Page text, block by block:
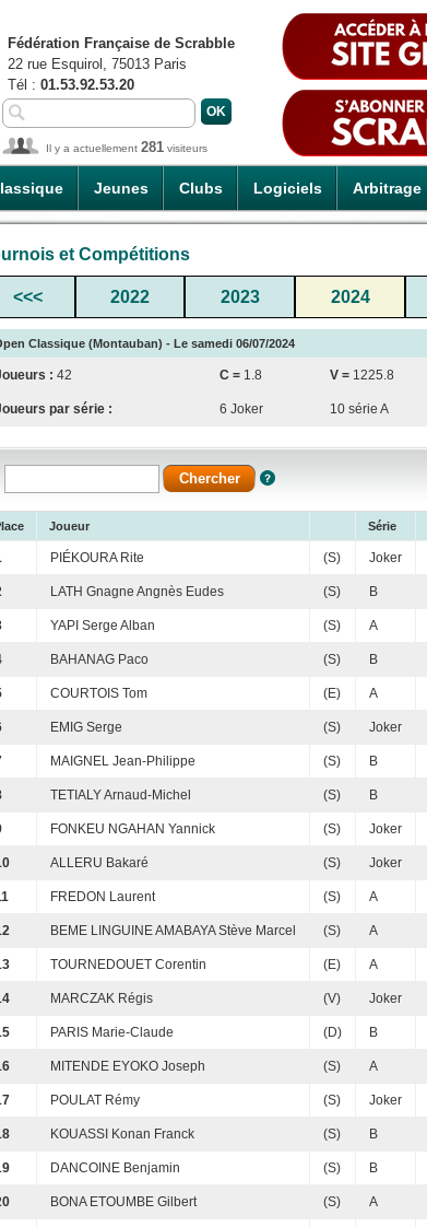
Jeunes Clubs Logiciels Arbitrage
Fédération Française de Scrabble
22 rue Esquirol, 75013 Paris
Tél : 01.53.92.53.20
Il y a actuellement 281 visiteurs
et Compétitions
<<< 2022 2023 2024
Classique (Montauban) - Le samedi 06/07/2024
: 42 C = 1.8 V = 1225.8
par série : 6 Joker 10 série A
Joueur Série
PIÉKOURA Rite (S) Joker
LATH Gnagne Angnès Eudes (S) B
YAPI Serge Alban (S) A
BAHANAG Paco (S) B
COURTOIS Tom (E) A
EMIG Serge (S) Joker
MAIGNEL Jean-Philippe (S) B
TETIALY Arnaud-Michel (S) B
FONKEU NGAHAN Yannick (S) Joker
ALLERU Bakaré (S) Joker
FREDON Laurent (S) A
BEME LINGUINE AMABAYA Stève Marcel (S) A
TOURNEDOUET Corentin (E) A
MARCZAK Régis (V) Joker
PARIS Marie-Claude (D) B
MITENDE EYOKO Joseph (S) A
POULAT Rémy (S) Joker
KOUASSI Konan Franck (S) B
DANCOINE Benjamin (S) B
BONA ETOUMBE Gilbert (S) A